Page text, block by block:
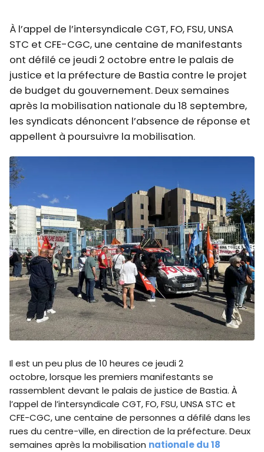
À l’appel de l’intersyndicale CGT, FO, FSU, UNSA
STC et CFE-CGC, une centaine de manifestants
ont défilé ce jeudi 2 octobre entre le palais de
justice et la préfecture de Bastia contre le projet
de budget du gouvernement. Deux semaines
après la mobilisation nationale du 18 septembre,
les syndicats dénoncent l’absence de réponse et
appellent à poursuivre la mobilisation.
Il est un peu plus de 10 heures ce jeudi 2
octobre, lorsque les premiers manifestants se
rassemblent devant le palais de justice de Bastia. À
l’appel de l’intersyndicale CGT, FO, FSU, UNSA STC et
CFE-CGC, une centaine de personnes a défilé dans les
rues du centre-ville, en direction de la préfecture. Deux
semaines après la mobilisation nationale du 18